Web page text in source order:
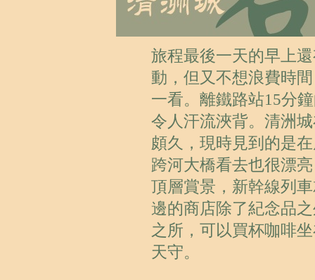
旅程最後一天的早上
動，但又不想浪費時
一看。離鐵路站15分
令人汗流浹背。清洲
頗久，現時見到的是
跨河大橋看去也很漂
頂層賞景，新幹線列
邊的商店除了紀念品
之所，可以買杯咖啡
天守。